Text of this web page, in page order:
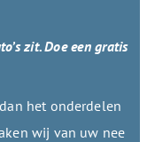
zit. Doe een gratis
het onderdelen
wij van uw nee